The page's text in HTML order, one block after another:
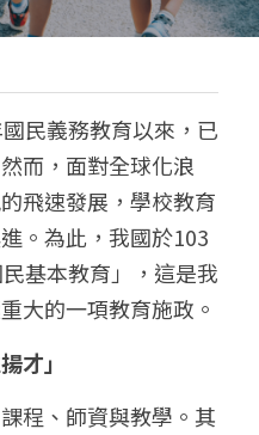
民義務教育以來，已
而，面對全球化浪
飛速發展，學校教育
。為此，我國於103
基本教育」，這是我
大的一項教育施政。
才」
程、師資與教學。其